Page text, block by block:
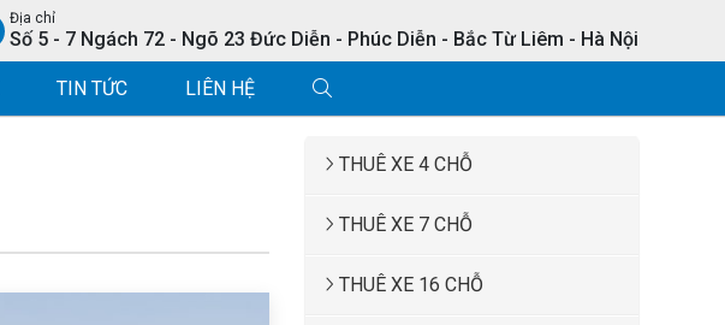
Địa chỉ
Số 5 - 7 Ngách 72 - Ngõ 23 Đức Diễn - Phúc Diễn - Bắc Từ Liêm - Hà Nội
TIN TỨC LIÊN HỆ
THUÊ XE 4 CHỖ
THUÊ XE 7 CHỖ
THUÊ XE 16 CHỖ